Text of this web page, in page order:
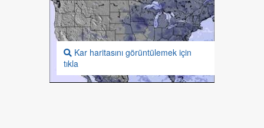
Kar haritasını görüntülemek için
tıkla